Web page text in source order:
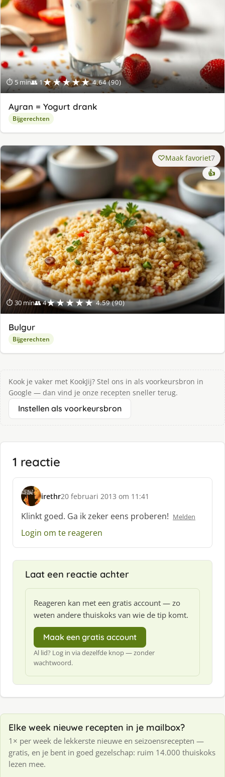
⏱ 5 min👥 1★★★★★ 4.64 (90)
Ayran = Yogurt drank
Bijgerechten
⏱ 30 min👥 4★★★★★ 4.59 (90)
Maak favoriet7
👍
Bulgur
Bijgerechten
Kook je vaker met KookJij? Stel ons in als voorkeursbron in
Google — dan vind je onze recepten sneller terug.
Instellen als voorkeursbron
1 reactie
irethr
s
c
h
r
20 februari 2013 om 11:41
Klinkt goed. Ga ik zeker eens proberen! Melden
Login om te reageren
Laat een reactie achter
Reageren kan met een gratis account — zo
weten andere thuiskoks van wie de tip komt.
Maak een gratis account
Al lid? Log in via dezelfde knop — zonder
wachtwoord.
Elke week nieuwe recepten in je mailbox?
1× per week de lekkerste nieuwe en seizoensrecepten —
gratis, en je bent in goed gezelschap: ruim 14.000 thuiskoks
lezen mee.